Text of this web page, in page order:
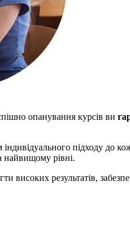
опанування курсів ви
підходу до
найвищому рівні.
результатів,